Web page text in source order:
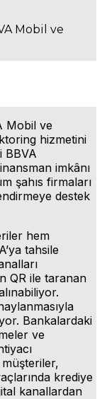
Mobil ve
hizmetini
BBVA
imkânı
şahıs firmaları
destek
hem
tahsile
QR ile taranan
Bankalardaki
ve
krediye
kanallardan